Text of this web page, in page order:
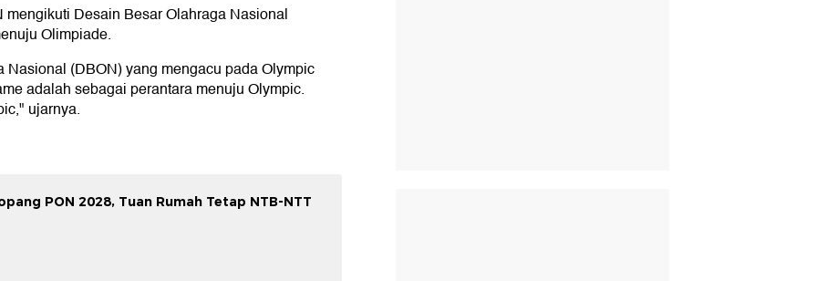
Desain Besar Olahraga Nasional
Olimpiade.
(DBON) yang mengacu pada Olympic
adalah sebagai perantara menuju Olympic.
ujarnya.
PON 2028, Tuan Rumah Tetap NTB-NTT